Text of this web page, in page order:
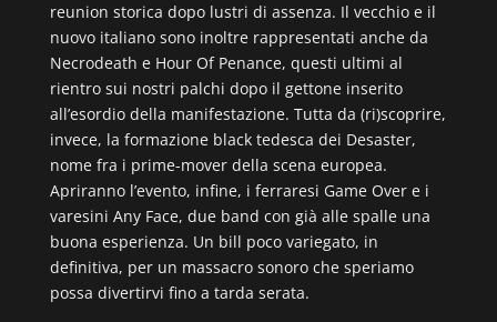
reunion storica dopo lustri di assenza. Il vecchio e il
nuovo italiano sono inoltre rappresentati anche da
Necrodeath e Hour Of Penance, questi ultimi al
rientro sui nostri palchi dopo il gettone inserito
all’esordio della manifestazione. Tutta da (ri)scoprire,
invece, la formazione black tedesca dei Desaster,
nome fra i prime-mover della scena europea.
Apriranno l’evento, infine, i ferraresi Game Over e i
varesini Any Face, due band con già alle spalle una
buona esperienza. Un bill poco variegato, in
definitiva, per un massacro sonoro che speriamo
possa divertirvi fino a tarda serata.